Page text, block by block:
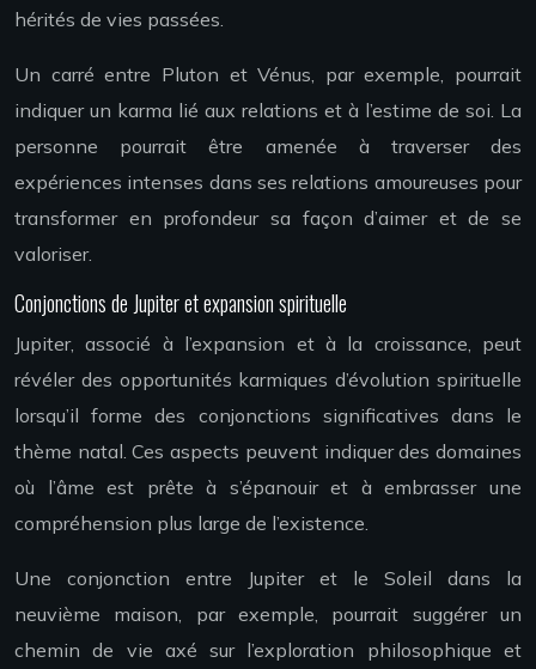
hérités de vies passées.
Un carré entre Pluton et Vénus, par exemple, pourrait
indiquer un karma lié aux relations et à l’estime de soi. La
personne pourrait être amenée à traverser des
expériences intenses dans ses relations amoureuses pour
transformer en profondeur sa façon d’aimer et de se
valoriser.
Conjonctions de Jupiter et expansion spirituelle
Jupiter, associé à l’expansion et à la croissance, peut
révéler des opportunités karmiques d’évolution spirituelle
lorsqu’il forme des conjonctions significatives dans le
thème natal. Ces aspects peuvent indiquer des domaines
où l’âme est prête à s’épanouir et à embrasser une
compréhension plus large de l’existence.
Une conjonction entre Jupiter et le Soleil dans la
neuvième maison, par exemple, pourrait suggérer un
chemin de vie axé sur l’exploration philosophique et